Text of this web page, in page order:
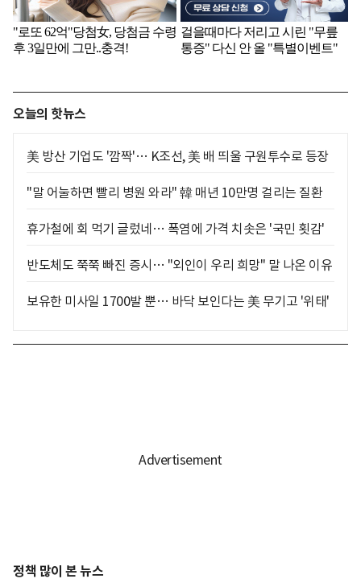
오늘의 핫뉴스
美 방산 기업도 '깜짝'… K조선, 美 배 띄울 구원투수로 등장
"말 어눌하면 빨리 병원 와라" 韓 매년 10만명 걸리는 질환
휴가철에 회 먹기 글렀네… 폭염에 가격 치솟은 '국민 횟감'
반도체도 쭉쭉 빠진 증시… "외인이 우리 희망" 말 나온 이유
보유한 미사일 1700발 뿐… 바닥 보인다는 美 무기고 '위태'
정책 많이 본 뉴스